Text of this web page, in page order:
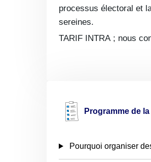
processus électoral et
sereines.
TARIF INTRA ; nous
Programme de
Pourquoi organiser